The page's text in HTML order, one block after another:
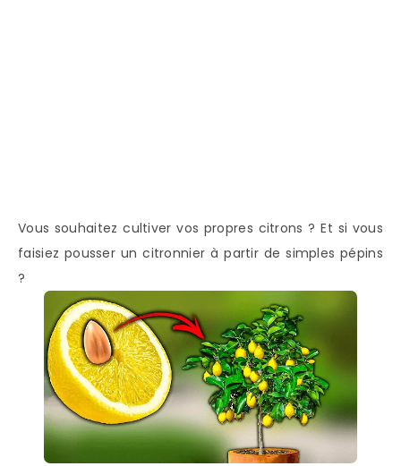
Vous souhaitez cultiver vos propres citrons ? Et si vous
faisiez pousser un citronnier à partir de simples pépins
?